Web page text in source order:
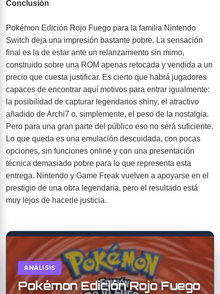
Conclusión
Pokémon Edición Rojo Fuego para la familia Nintendo
Switch deja una impresión bastante pobre. La sensación
final es la de estar ante un relanzamiento sin mimo,
construido sobre una ROM apenas retocada y vendida a un
precio que cuesta justificar. Es cierto que habrá jugadores
capaces de encontrar aquí motivos para entrar igualmente:
la posibilidad de capturar legendarios shiny, el atractivo
añadido de Archi7 o, simplemente, el peso de la nostalgia.
Pero para una gran parte del público eso no será suficiente.
Lo que queda es una emulación descuidada, con pocas
opciones, sin funciones online y con una presentación
técnica demasiado pobre para lo que representa esta
entrega. Nintendo y Game Freak vuelven a apoyarse en el
prestigio de una obra legendaria, pero el resultado está
muy lejos de hacerle justicia.
ANÁLISIS
Pokémon Edición Rojo Fuego